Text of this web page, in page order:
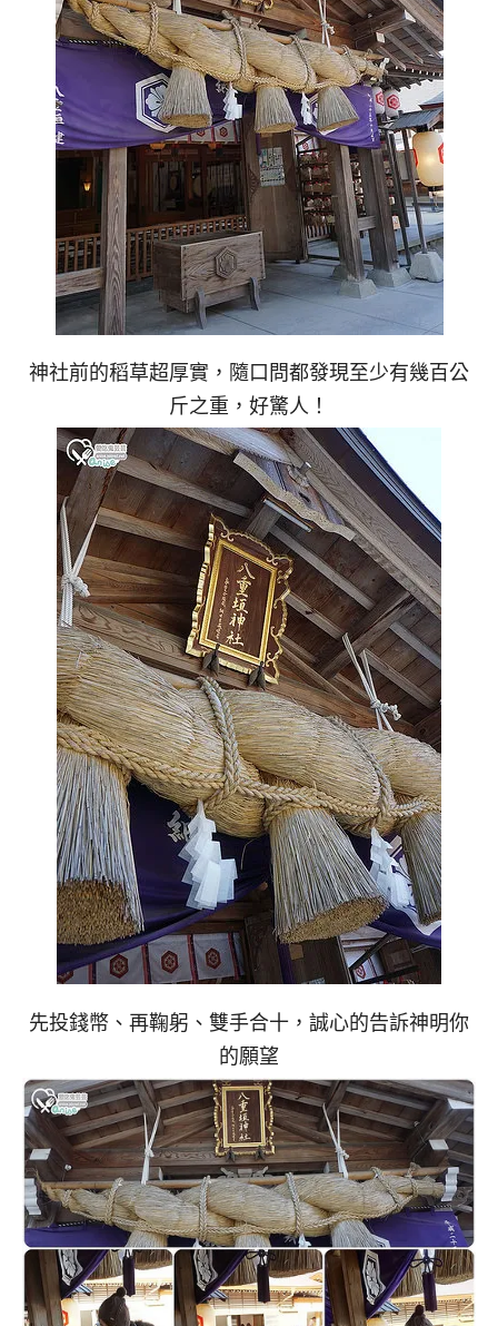
神社前的稻草超厚實，隨口問都發現至少有幾百公
斤之重，好驚人！
先投錢幣、再鞠躬、雙手合十，誠心的告訴神明你
的願望